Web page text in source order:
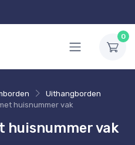
0
Uithangborden
huisnummer vak
huisnummer vak